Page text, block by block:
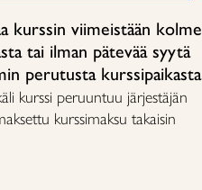
kurssin viimeistään kolme
tai ilman pätevää syytä
perutusta kurssipaikasta
kurssi peruuntuu järjestäjän
kurssimaksu takaisin